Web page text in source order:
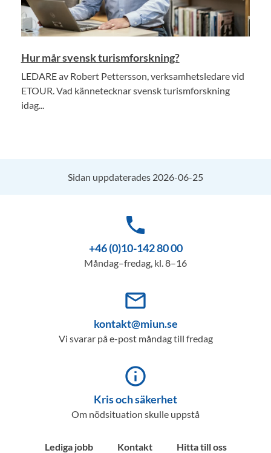
Hur mår svensk turismforskning?
LEDARE av Robert Pettersson, verksamhetsledare vid
ETOUR. Vad kännetecknar svensk turismforskning
idag...
Sidan uppdaterades 2026-06-25
phone
+46 (0)10-142 80 00
Måndag–fredag, kl. 8–16
mail_outline
kontakt@miun.se
Vi svarar på e-post måndag till fredag
info_outline
Kris och säkerhet
Om nödsituation skulle uppstå
Lediga jobb Kontakt Hitta till oss